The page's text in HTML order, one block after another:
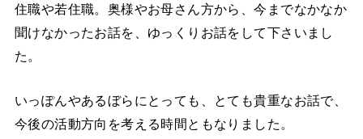
住職や若住職。奥様やお母さん方から、今までなかなか
聞けなかったお話を、ゆっくりお話をして下さいまし
た。
いっぽんやあるぼらにとっても、とても貴重なお話で、
今後の活動方向を考える時間ともなりました。